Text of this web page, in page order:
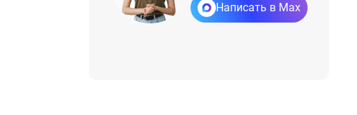
Написать в Max